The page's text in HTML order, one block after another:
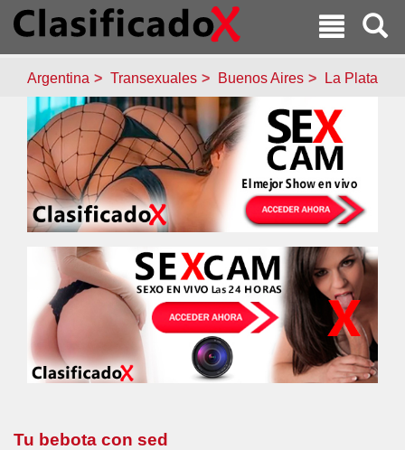
Argentina Transexuales Buenos Aires La Plata
Tu bebota con sed